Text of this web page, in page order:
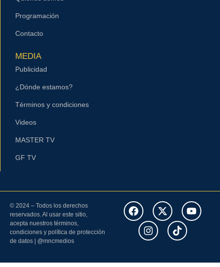
Programación
Contacto
MEDIA
Publicidad
¿Dónde estamos?
Términos y condiciones
Videos
MASTER TV
GF TV
© 2024 – Todos los derechos
reservados. Al usar este sitio,
acepta nuestros términos,
condiciones y política de protección
de datos | @mncmedios